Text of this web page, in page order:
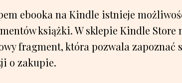
ebooka na Kindle istnieje
książki. W sklepie Kindle Store
fragment, która pozwala zapoznać
o zakupie.